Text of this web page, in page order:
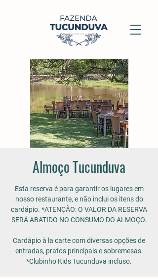
Almoço Tucunduva
Esta reserva é para garantir os lugares em
nosso restaurante, e não inclui os itens do
cardápio. *ATENÇÃO: O VALOR DA RESERVA
SERÁ ABATIDO NO CONSUMO DO ALMOÇO.
Cardápio à la carte com diversas opções de
entradas, pratos principais e sobremesas.
*Clubinho Kids Tucunduva incluso.